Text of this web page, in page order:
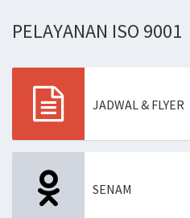
PELAYANAN ISO 9001
JADWAL & FLYER
SENAM